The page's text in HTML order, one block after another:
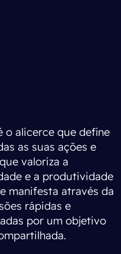
o alicerce que define
as suas ações e
valoriza a
e a produtividade
manifesta através da
rápidas e
por um objetivo